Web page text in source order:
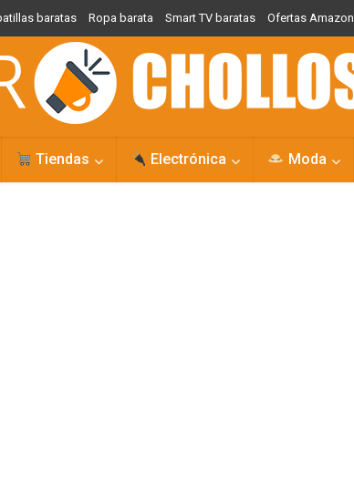
baratas Ropa barata Smart TV baratas Ofertas Amazon
Tiendas Electrónica Moda